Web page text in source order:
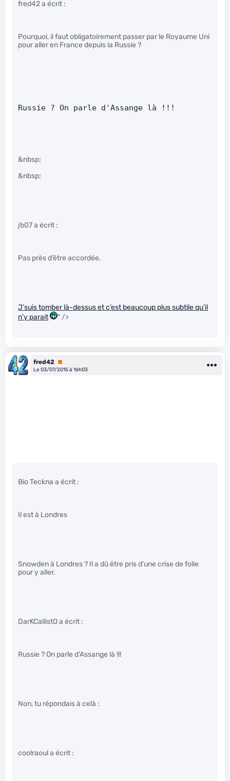
fred42 a écrit :
Pourquoi, il faut obligatoirement passer par le Royaume Uni
pour aller en France depuis la Russie ?
Russie ? On parle d'Assange là !!!
&nbsp;
&nbsp;
jb07 a écrit :
Pas près d’être accordée.
J’suis tomber là-dessus et c’est beaucoup plus subtile qu’il
n’y parait
" />
fred42 Premium
Le 03/07/2015 à 16h03
Bio Teckna a écrit :
Il est à Londres
Snowden à Londres ? Il a dû être pris d’une crise de folie
pour y aller.
DarKCallistO a écrit :
Russie ? On parle d’Assange là !!!
Non, tu répondais à celà :
coolraoul a écrit :